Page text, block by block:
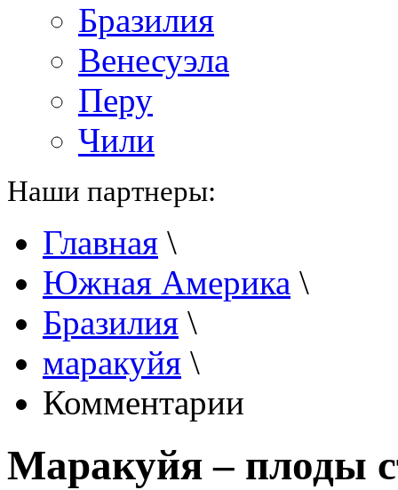
Бразилия
Венесуэла
Перу
Чили
Наши партнеры:
Главная \
Южная Америка \
Бразилия \
маракуйя \
Комментарии
Маракуйя – плоды